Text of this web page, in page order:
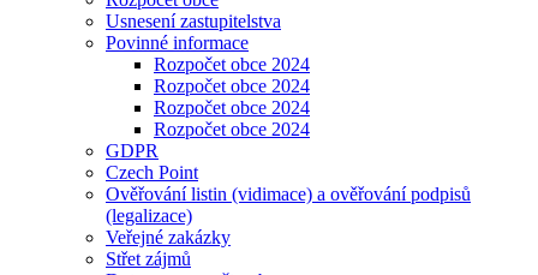
Usnesení zastupitelstva
Povinné informace
Rozpočet obce 2024
Rozpočet obce 2024
Rozpočet obce 2024
Rozpočet obce 2024
GDPR
Czech Point
Ověřování listin (vidimace) a ověřování podpisů
(legalizace)
Veřejné zakázky
Střet zájmů